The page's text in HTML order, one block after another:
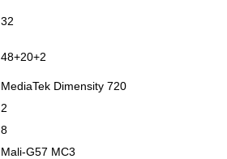
32
48+20+2
MediaTek Dimensity 720
2
8
Mali-G57 MC3